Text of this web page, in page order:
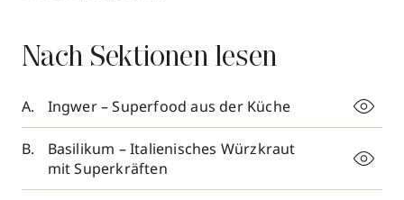
Nach Sektionen lesen
Ingwer – Superfood aus der Küche
Basilikum – Italienisches Würzkraut
mit Superkräften